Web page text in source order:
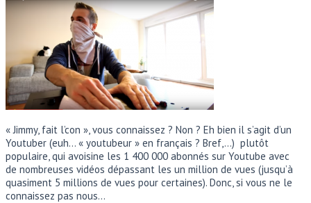
« Jimmy, fait l’con », vous connaissez ? Non ? Eh bien il s’agit d’un
Youtuber (euh… « youtubeur » en français ? Bref,…) plutôt
populaire, qui avoisine les 1 400 000 abonnés sur Youtube avec
de nombreuses vidéos dépassant les un million de vues (jusqu’à
quasiment 5 millions de vues pour certaines). Donc, si vous ne le
connaissez pas nous…